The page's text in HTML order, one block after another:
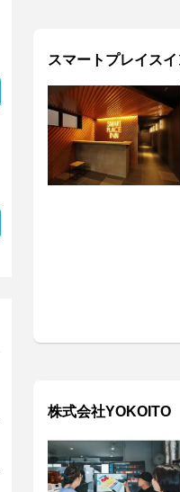
スマートプレイス
株式会社YOKOITO